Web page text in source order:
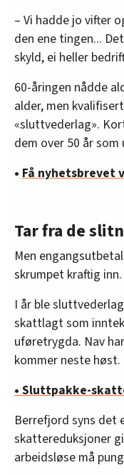
– Vi hadde jo vifter
den ene tingen...
skyld, ei heller
60-åringen nådde
alder, men
«sluttvederlag».
dem over 50 år
• Få nyhetsbrevet
Tar fra de
Men
skrumpet kraftig inn.
I år ble
skattlagt som
uføretrygda. Nav
kommer neste høst.
• Sluttpakke-
Berrefjord syns
skattereduksjoner
arbeidsløse må